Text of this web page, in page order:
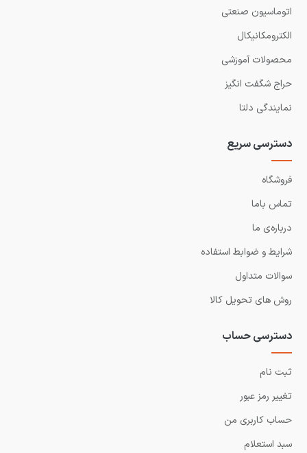
اتوماسیون صنعتی
الکترومکانیکال
محصولات آموزشی
حراج شگفت انگیز
نمایندگی دلتا
دسترسی سریع
فروشگاه
تماس باما
درباره‌ی ما
شرایط و ضوابط استفاده
سوالات متداول
روش های تحویل کالا
دسترسی حساب
ثبت نام
تغییر رمز عبور
حساب کاربری من
سبد استعلام